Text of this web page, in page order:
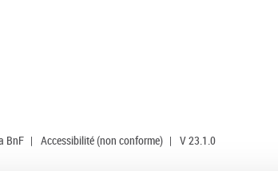
BnF | Accessibilité (non conforme) | V 23.1.0